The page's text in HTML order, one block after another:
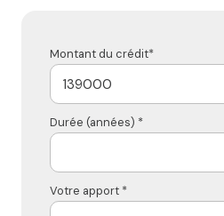
Montant du crédit*
Durée (années) *
Votre apport *